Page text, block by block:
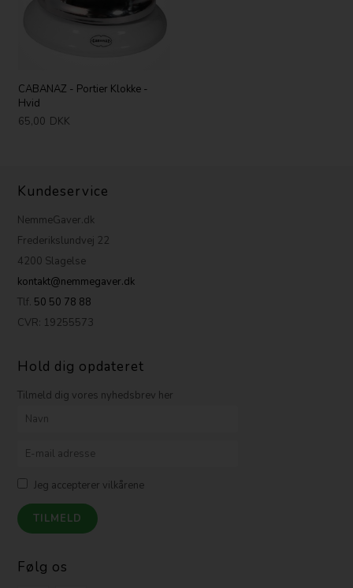
CABANAZ - Portier Klokke -
Hvid
65,00 DKK
Kundeservice
NemmeGaver.dk
Frederikslundvej 22
4200 Slagelse
kontakt@nemmegaver.dk
Tlf. 50 50 78 88
CVR: 19255573
Hold dig opdateret
Tilmeld dig vores nyhedsbrev her
Jeg accepterer vilkårene
Følg os